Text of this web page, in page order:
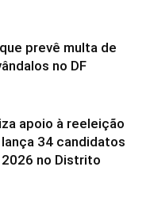
prevê multa de
no DF
apoio à reeleição
34 candidatos
no Distrito